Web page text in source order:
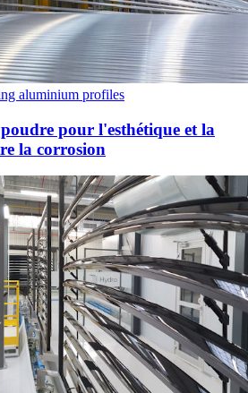
aluminium profiles
pour l'esthétique et la
la corrosion